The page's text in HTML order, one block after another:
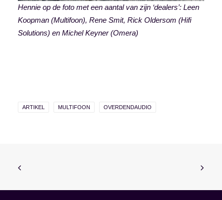
Hennie op de foto met een aantal van zijn ‘dealers’: Leen
Koopman (Multifoon), Rene Smit, Rick Oldersom (Hifi
Solutions) en Michel Keyner (Omera)
ARTIKEL MULTIFOON OVERDENDAUDIO